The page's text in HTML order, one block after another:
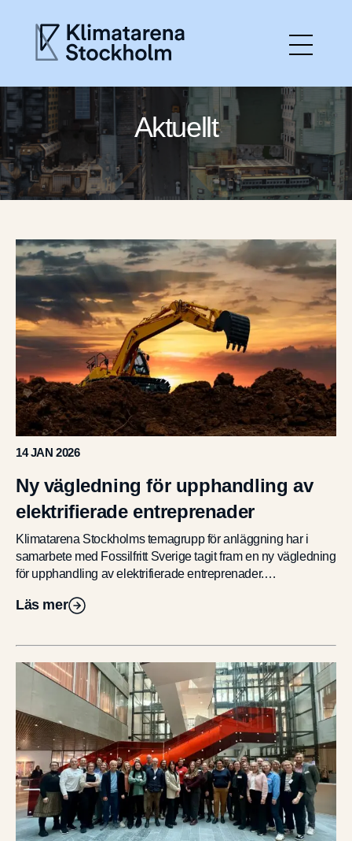
Hem
Aktuellt
Det här gör vi
Om Klimatarenan
För deltagare
Ett initiativ av
Aktuellt
14 JAN 2026
Ny vägledning för upphandling av
elektrifierade entreprenader
Klimatarena Stockholms temagrupp för anläggning har i
samarbete med Fossilfritt Sverige tagit fram en ny vägledning
för upphandling av elektrifierade entreprenader.
[…]
Läs mer